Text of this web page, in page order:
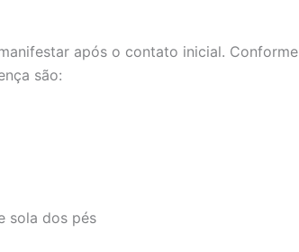
após o contato inicial. Conforme
são:
sola dos pés